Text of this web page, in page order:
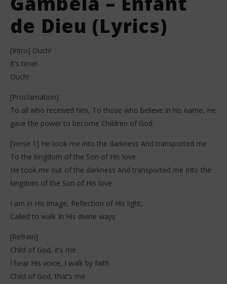
de Dieu (Lyrics)
[Intro] Ouch!
It’s time!
Ouch!
[Proclamation]
To all who received him, To those who believe in his name, He
gave the power to become Children of God.
[Verse 1] He took me into the darkness And transported me
To the kingdom of the Son of His love
He took me out of the darkness And transported me Into the
kingdom of the Son of His love
I am in His image, Reflection of His light,
Called to walk In His divine ways
[Refrain]
Child of God, it’s me
I hear His voice, I walk by faith
Child of God, that’s me